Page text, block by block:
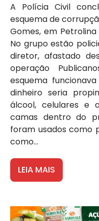
A Polícia Civil
esquema de
Gomes, em
No grupo estão
diretor, afastado
operação
esquema
dinheiro seria
álcool, celulares e
camas dentro do
foram usados como
como...
LEIA MAIS